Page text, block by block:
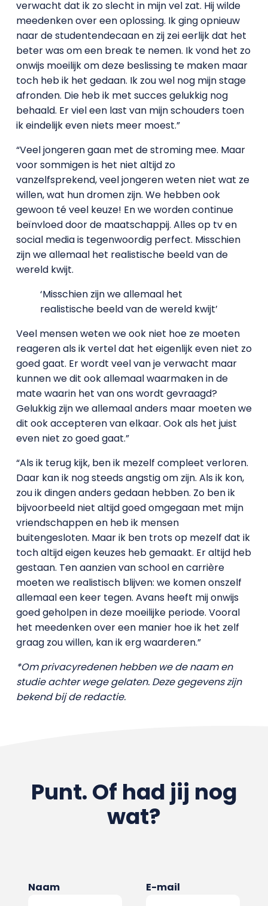
verwacht dat ik zo slecht in mijn vel zat. Hij wilde
meedenken over een oplossing. Ik ging opnieuw
naar de studentendecaan en zij zei eerlijk dat het
beter was om een break te nemen. Ik vond het zo
onwijs moeilijk om deze beslissing te maken maar
toch heb ik het gedaan. Ik zou wel nog mijn stage
afronden. Die heb ik met succes gelukkig nog
behaald. Er viel een last van mijn schouders toen
ik eindelijk even niets meer moest.”
“Veel jongeren gaan met de stroming mee. Maar
voor sommigen is het niet altijd zo
vanzelfsprekend, veel jongeren weten niet wat ze
willen, wat hun dromen zijn. We hebben ook
gewoon té veel keuze! En we worden continue
beïnvloed door de maatschappij. Alles op tv en
social media is tegenwoordig perfect. Misschien
zijn we allemaal het realistische beeld van de
wereld kwijt.
‘Misschien zijn we allemaal het
realistische beeld van de wereld kwijt’
Veel mensen weten we ook niet hoe ze moeten
reageren als ik vertel dat het eigenlijk even niet zo
goed gaat. Er wordt veel van je verwacht maar
kunnen we dit ook allemaal waarmaken in de
mate waarin het van ons wordt gevraagd?
Gelukkig zijn we allemaal anders maar moeten we
dit ook accepteren van elkaar. Ook als het juist
even niet zo goed gaat.”
“Als ik terug kijk, ben ik mezelf compleet verloren.
Daar kan ik nog steeds angstig om zijn. Als ik kon,
zou ik dingen anders gedaan hebben. Zo ben ik
bijvoorbeeld niet altijd goed omgegaan met mijn
vriendschappen en heb ik mensen
buitengesloten. Maar ik ben trots op mezelf dat ik
toch altijd eigen keuzes heb gemaakt. Er altijd heb
gestaan. Ten aanzien van school en carrière
moeten we realistisch blijven: we komen onszelf
allemaal een keer tegen. Avans heeft mij onwijs
goed geholpen in deze moeilijke periode. Vooral
het meedenken over een manier hoe ik het zelf
graag zou willen, kan ik erg waarderen.”
*Om privacyredenen hebben we de naam en
studie achter wege gelaten. Deze gegevens zijn
bekend bij de redactie.
Punt. Of had jij nog
wat?
Naam E-mail